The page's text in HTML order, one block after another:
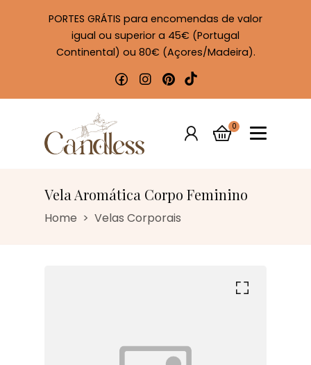
PORTES GRÁTIS para encomendas de valor
igual ou superior a 45€ (Portugal
Continental) ou 80€ (Açores/Madeira).
0
Vela Aromática Corpo Feminino
Home Velas Corporais